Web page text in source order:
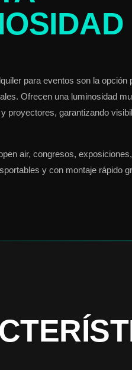
para eventos son la opción
Ofrecen una luminosidad
proyectores, garantizando
air, congresos,
y con montaje rápido